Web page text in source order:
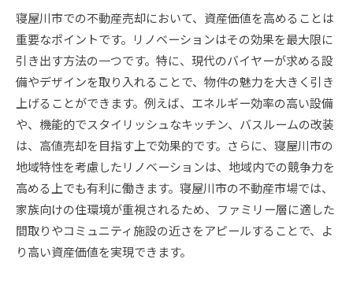
寝屋川市での不動産売却において、資産価値を高めることは
重要なポイントです。リノベーションはその効果を最大限に
引き出す方法の一つです。特に、現代のバイヤーが求める設
備やデザインを取り入れることで、物件の魅力を大きく引き
上げることができます。例えば、エネルギー効率の高い設備
や、機能的でスタイリッシュなキッチン、バスルームの改装
は、高値売却を目指す上で効果的です。さらに、寝屋川市の
地域特性を考慮したリノベーションは、地域内での競争力を
高める上でも有利に働きます。寝屋川市の不動産市場では、
家族向けの住環境が重視されるため、ファミリー層に適した
間取りやコミュニティ施設の近さをアピールすることで、よ
り高い資産価値を実現できます。